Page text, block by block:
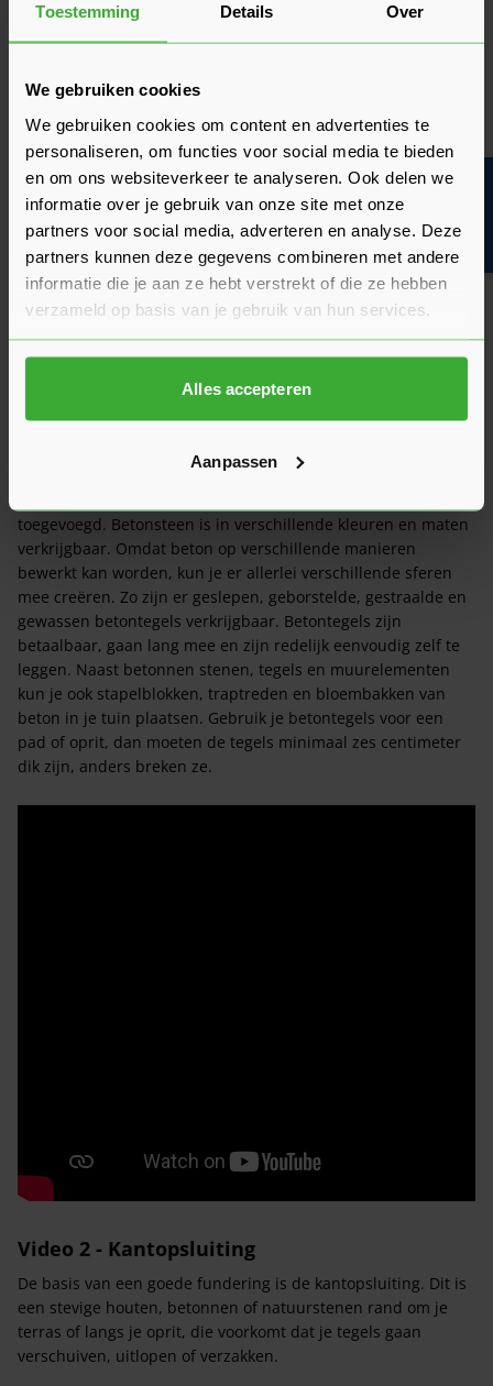
Toestemming Details Over
We gebruiken cookies
We gebruiken cookies om content en advertenties te
personaliseren, om functies voor social media te bieden
en om ons websiteverkeer te analyseren. Ook delen we
informatie over je gebruik van onze site met onze
partners voor social media, adverteren en analyse. Deze
partners kunnen deze gegevens combineren met andere
informatie die je aan ze hebt verstrekt of die ze hebben
verzameld op basis van je gebruik van hun services.
Alles accepteren
Aanpassen
product. We hebben de belangrijkste onderwerpen alvast
voor je op een rij gezet zodat je snel verder kunt.
gerust contact op met een van onze experts we helpen je
graag verder!
Stel je vraag
Heeft het zin om een offerte aan te vragen?
Betonsteen is een steensoort gemaakt van cement, zand en
toegevoegd. Betonsteen is in verschillende kleuren en maten
verkrijgbaar. Omdat beton op verschillende manieren
bewerkt kan worden, kun je er allerlei verschillende sferen
mee creëren. Zo zijn er geslepen, geborstelde, gestraalde en
gewassen betontegels verkrijgbaar. Betontegels zijn
betaalbaar, gaan lang mee en zijn redelijk eenvoudig zelf te
leggen. Naast betonnen stenen, tegels en muurelementen
kun je ook stapelblokken, traptreden en bloembakken van
beton in je tuin plaatsen. Gebruik je betontegels voor een
pad of oprit, dan moeten de tegels minimaal zes centimeter
dik zijn, anders breken ze.
Video 2 - Kantopsluiting
De basis van een goede fundering is de kantopsluiting. Dit is
een stevige houten, betonnen of natuurstenen rand om je
terras of langs je oprit, die voorkomt dat je tegels gaan
verschuiven, uitlopen of verzakken.